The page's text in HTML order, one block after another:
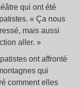
qui ont été
« Ça nous
mais aussi
aller. »
ont affronté
qui
comment elles